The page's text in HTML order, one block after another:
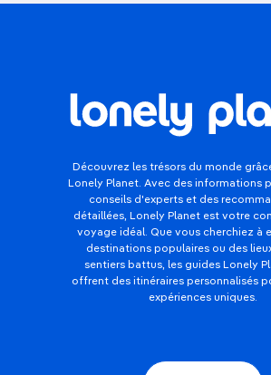
Découvrez les trésors du monde
Lonely Planet. Avec des informations
conseils d'experts et des
détaillées, Lonely Planet est votre
voyage idéal. Que vous cherchiez à
destinations populaires ou des
sentiers battus, les guides Lonely
offrent des itinéraires personnalisés
expériences uniques.